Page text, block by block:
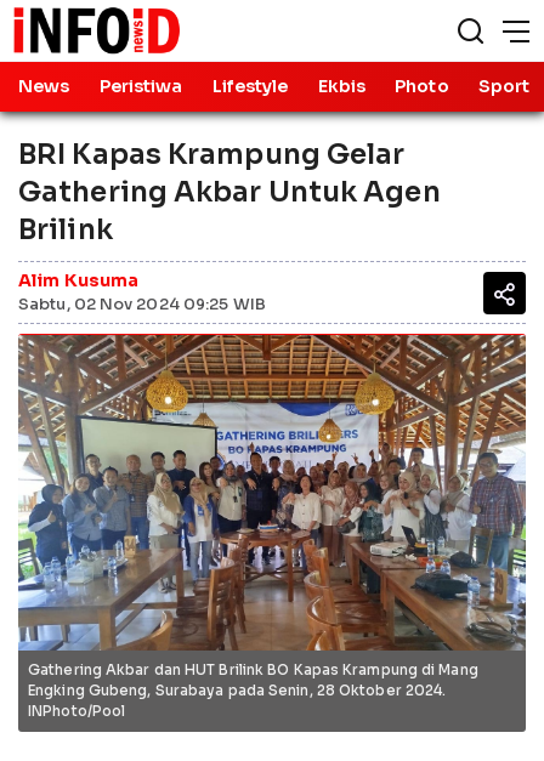
News Peristiwa Lifestyle Ekbis Photo Sport
BRI Kapas Krampung Gelar
Gathering Akbar Untuk Agen
Brilink
Alim Kusuma
Sabtu, 02 Nov 2024 09:25 WIB
Gathering Akbar dan HUT Brilink BO Kapas Krampung di Mang
Engking Gubeng, Surabaya pada Senin, 28 Oktober 2024.
INPhoto/Pool